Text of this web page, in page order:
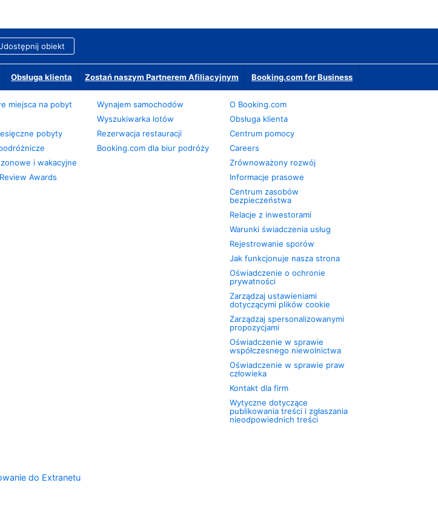
obiekt
Obsługa klienta Zostań naszym Partnerem Afiliacyjnym Booking.com for Business
miejsca na pobyt
pobyty
i wakacyjne
Awards
Wynajem samochodów
Wyszukiwarka lotów
Rezerwacja restauracji
Booking.com dla biur podróży
O Booking.com
Obsługa klienta
Centrum pomocy
Careers
Zrównoważony rozwój
Informacje prasowe
Centrum zasobów
bezpieczeństwa
Relacje z inwestorami
Warunki świadczenia usług
Rejestrowanie sporów
Jak funkcjonuje nasza strona
Oświadczenie o ochronie
prywatności
Zarządzaj ustawieniami
dotyczącymi plików cookie
Zarządzaj spersonalizowanymi
propozycjami
Oświadczenie w sprawie
współczesnego niewolnictwa
Oświadczenie w sprawie praw
człowieka
Kontakt dla firm
Wytyczne dotyczące
publikowania treści i zgłaszania
nieodpowiednich treści
do Extranetu